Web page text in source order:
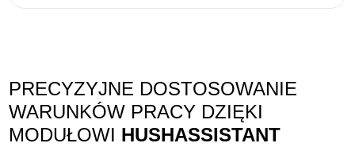
PRECYZYJNE DOSTOSOWANIE
WARUNKÓW PRACY DZIĘKI
MODUŁOWI HUSHASSISTANT